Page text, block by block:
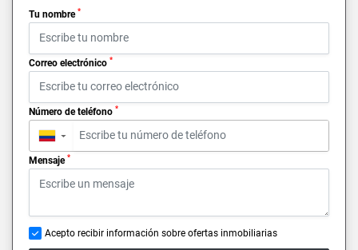
Tu nombre *
Correo electrónico *
Número de teléfono *
▼
Mensaje *
Acepto recibir información sobre ofertas inmobiliarias